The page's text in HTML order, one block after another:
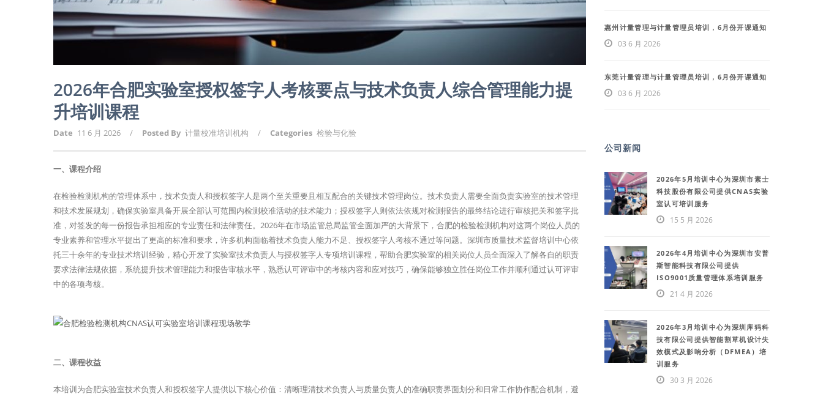
2026年合肥实验室授权签字人考核要点与技术负责人综合管理能力提
升培训课程
Date 11 6 月 2026 / Posted By 计量校准培训机构 / Categories 检验与化验
一、课程介绍
在检验检测机构的管理体系中，技术负责人和授权签字人是两个至关重要且相互配合的关键技术管理岗位。技术负责人需要全面负责实验室的技术管理
和技术发展规划，确保实验室具备开展全部认可范围内检测校准活动的技术能力；授权签字人则依法依规对检测报告的最终结论进行审核把关和签字批
准，对签发的每一份报告承担相应的专业责任和法律责任。2026年在市场监管总局监管全面加严的大背景下，合肥的检验检测机构对这两个岗位人员的
专业素养和管理水平提出了更高的标准和要求，许多机构面临着技术负责人能力不足、授权签字人考核不通过等问题。深圳市质量技术监督培训中心依
托三十余年的专业技术培训经验，精心开发了实验室技术负责人与授权签字人专项培训课程，帮助合肥实验室的相关岗位人员全面深入了解各自的职责
要求法律法规依据，系统提升技术管理能力和报告审核水平，熟悉认可评审中的考核内容和应对技巧，确保能够独立胜任岗位工作并顺利通过认可评审
中的各项考核。
二、课程收益
本培训为合肥实验室技术负责人和授权签字人提供以下核心价值：清晰理清技术负责人与质量负责人的准确职责界面划分和日常工作协作配合机制，避
惠州计量管理与计量管理员培训，6月份开课通知
03 6 月 2026
东莞计量管理与计量管理员培训，6月份开课通知
03 6 月 2026
公司新闻
2026年5月培训中心为深圳市素士
科技股份有限公司提供CNAS实验
室认可培训服务
15 5 月 2026
2026年4月培训中心为深圳市安普
斯智能科技有限公司提供
ISO9001质量管理体系培训服务
21 4 月 2026
2026年3月培训中心为深圳库犸科
技有限公司提供智能割草机设计失
效模式及影响分析（DFMEA）培
训服务
30 3 月 2026